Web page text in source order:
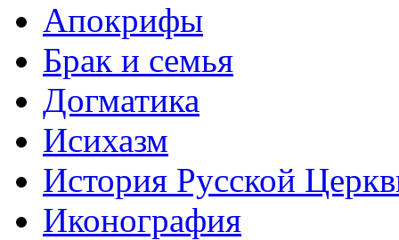
Апокрифы
Брак и семья
Догматика
Исихазм
История Русской
Иконография